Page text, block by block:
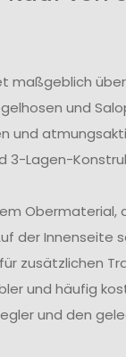
maßgeblich
und
und
3-Lagen-
Obermaterial,
der Innenseite
zusätzlichen
und häufig
und den